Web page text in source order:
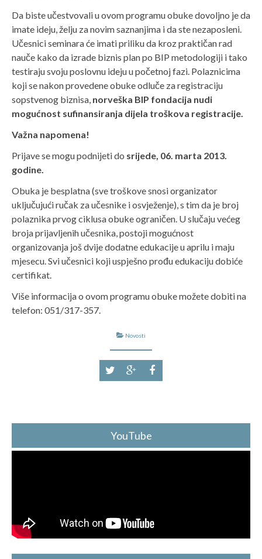
Da biste učestvovali u ovom programu obuke dovoljno je da
imate ideju, želju za novim saznanjima i da ste nezaposleni.
Učesnici seminara će imati priliku da kroz praktičan rad
nauče kako da izrade biznis plan po BIP metodologiji i tako
testiraju svoju poslovnu ideju u početnoj fazi. Polaznicima
koji se nakon provedene obuke odluče za registraciju
sopstvenog biznisa, norveška BIP fondacija nudi
mogućnost sufinansiranja dijela troškova registracije.
Važna napomena!
Prijave se mogu podnijeti do srijede, 06. marta 2013.
godine.
Obuka je besplatna (sve troškove snosi organizator
uključujući ručak za učesnike i osvježenje), s tim da je broj
polaznika prvog ciklusa obuke ograničen. U slučaju većeg
broja prijavljenih učesnika, postoji mogućnost
organizovanja još dvije dodatne edukacije u aprilu i maju
mjesecu. Svi učesnici koji uspješno prođu edukaciju dobiće
certifikat.
Više informacija o ovom programu obuke možete dobiti na
telefon: 051/317-357.
Novosti
YouTube